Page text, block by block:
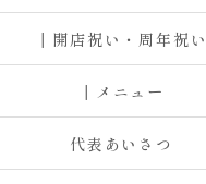
┃開店祝い・周年祝い
┃メニュー
代表あいさつ